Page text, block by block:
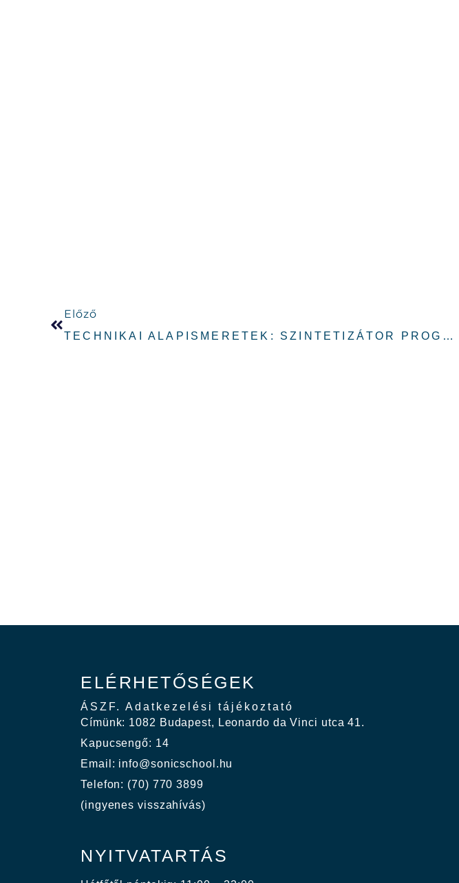
Előző
TECHNIKAI ALAPISMERETEK: SZINTETIZÁTOR PROGRAMOZÁS!
ELÉRHETŐSÉGEK
ÁSZF. Adatkezelési tájékoztató
Címünk: 1082 Budapest, Leonardo da Vinci utca 41.
Kapucsengő: 14
Email: info@sonicschool.hu
Telefon: (70) 770 3899
(ingyenes visszahívás)
NYITVATARTÁS